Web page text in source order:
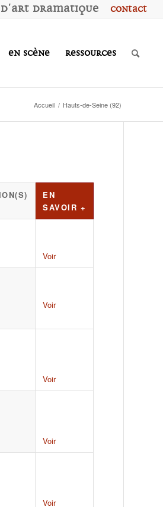
Contact
Art Dramatique
En scène Ressources
Accueil / Hauts-de-Seine (92)
EN
SAVOIR +
Voir
Voir
Voir
Voir
Voir